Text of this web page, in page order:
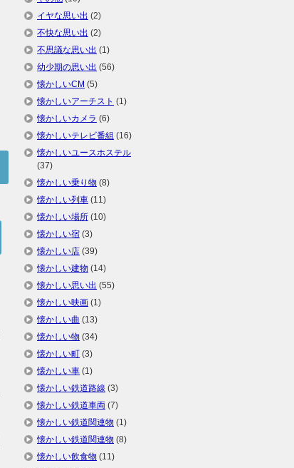
イヤな思い出 (2)
不快な思い出 (2)
不思議な思い出 (1)
幼少期の思い出 (56)
懐かしいCM (5)
懐かしいアーチスト (1)
懐かしいカメラ (6)
懐かしいテレビ番組 (16)
懐かしいユースホステル
(37)
懐かしい乗り物 (8)
懐かしい列車 (11)
懐かしい場所 (10)
懐かしい宿 (3)
懐かしい店 (39)
懐かしい建物 (14)
懐かしい思い出 (55)
懐かしい映画 (1)
懐かしい曲 (13)
懐かしい物 (34)
懐かしい町 (3)
懐かしい車 (1)
懐かしい鉄道路線 (3)
懐かしい鉄道車両 (7)
懐かしい鉄道関連物 (1)
懐かしい鉄道関連物 (8)
懐かしい飲食物 (11)